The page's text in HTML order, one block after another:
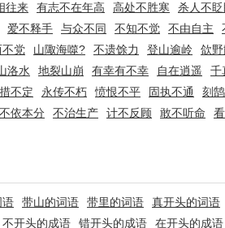
往来 有志不在年高 高处不胜寒 杀人不眨
爱不释手 与众不同 不知不觉 不由自主
不党 山陬海噬? 不遗馀力 登山逾岭 欱
洛水 地裂山崩 有幸有不幸 自在逍遥 千
不定 永传不朽 愤恨不平 固执不通 刻
不依本分 不治生产 计不反顾 敢不听命
语 带山的词语 带里的词语 真开头的词语
不开头的成语 错开头的成语 在开头的成语